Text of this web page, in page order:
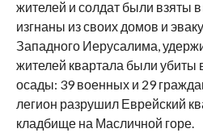
жителей и солдат были взяты
изгнаны из своих домов и
Западного Иерусалима,
жителей квартала были убиты
осады: 39 военных и 29
легион разрушил Еврейский
кладбище на Масличной горе.